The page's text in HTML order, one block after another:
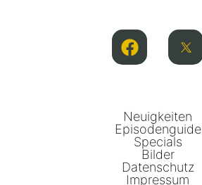
Neuigkeiten
Episodenguide
Specials
Bilder
Datenschutz
Impressum